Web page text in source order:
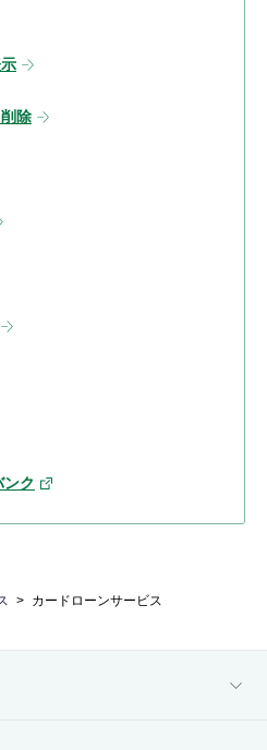
除
ク
カードローンサービス